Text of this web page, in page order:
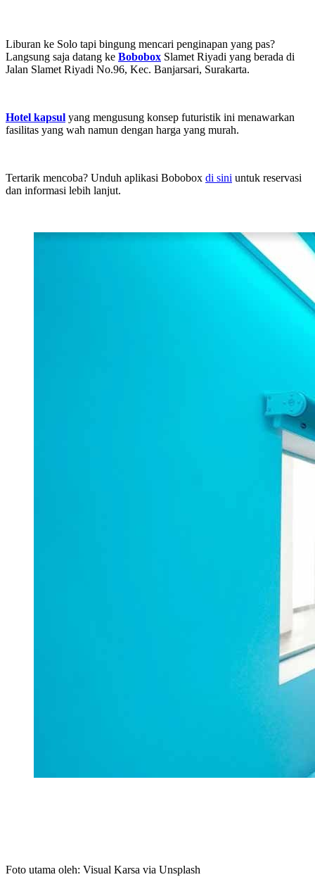
Liburan ke Solo tapi bingung mencari penginapan yang pas?
Langsung saja datang ke Bobobox Slamet Riyadi yang berada di
Jalan Slamet Riyadi No.96, Kec. Banjarsari, Surakarta.
Hotel kapsul yang mengusung konsep futuristik ini menawarkan
fasilitas yang wah namun dengan harga yang murah.
Tertarik mencoba? Unduh aplikasi Bobobox di sini untuk reservasi
dan informasi lebih lanjut.
Foto utama oleh: Visual Karsa via Unsplash